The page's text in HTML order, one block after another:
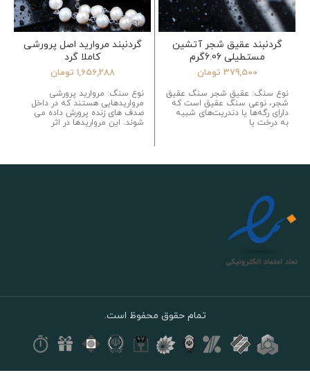
گردنبند عقیق شجر آتشین
مستطیلی 6.06گرم
379,500 تومان
نوع سنگ: عقیق شجر سنگ عقیق
شجر، نوعی سنگ عقیق است که
دارای رگه‌ها یا دندریت‌های شبیه
به درخت یا
گردنبند مروارید اصل پرورشی
کاملا گرد
1,656,288 تومان
نوع سنگ: مروارید پرورشی
مرواریدهایی هستند که در داخل
صدف های زنده پرورش داده می
شوند. این مرواریدها در اثر
تمام حقوق محفوظ است.
گردنبند
لابرادوریت
طلایی